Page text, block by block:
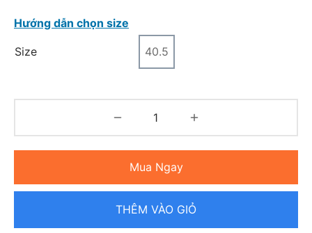
Hướng dẫn chọn size
Size 40.5
Mua Ngay
THÊM VÀO GIỎ